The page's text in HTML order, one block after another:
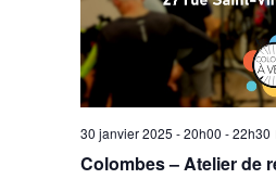
Colombes – Atelier de
30 janvier 2025 - 20h00 -22h30